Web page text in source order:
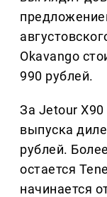
Okavango
990 рублей.
За Jetour
выпуска
рублей.
остается
начинается